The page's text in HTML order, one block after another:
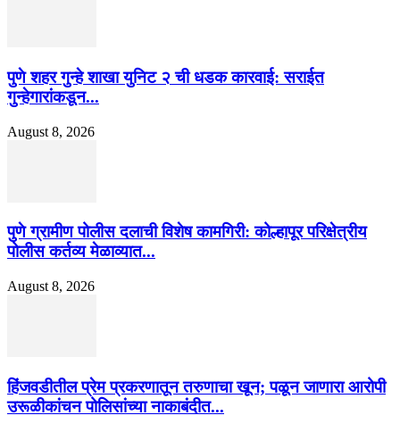
पुणे शहर गुन्हे शाखा युनिट २ ची धडक कारवाई: सराईत
गुन्हेगारांकडून...
August 8, 2026
पुणे ग्रामीण पोलीस दलाची विशेष कामगिरी: कोल्हापूर परिक्षेत्रीय
पोलीस कर्तव्य मेळाव्यात...
August 8, 2026
हिंजवडीतील प्रेम प्रकरणातून तरुणाचा खून; पळून जाणारा आरोपी
उरूळीकांचन पोलिसांच्या नाकाबंदीत...